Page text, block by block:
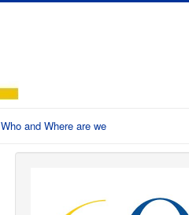
Who and Where are we